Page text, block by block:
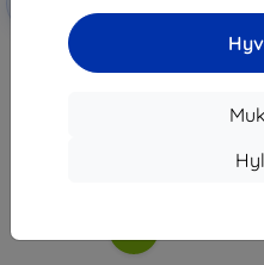
kupongilla
3mk FlexibleGlass Hybrid glass
for MyPhone 2220